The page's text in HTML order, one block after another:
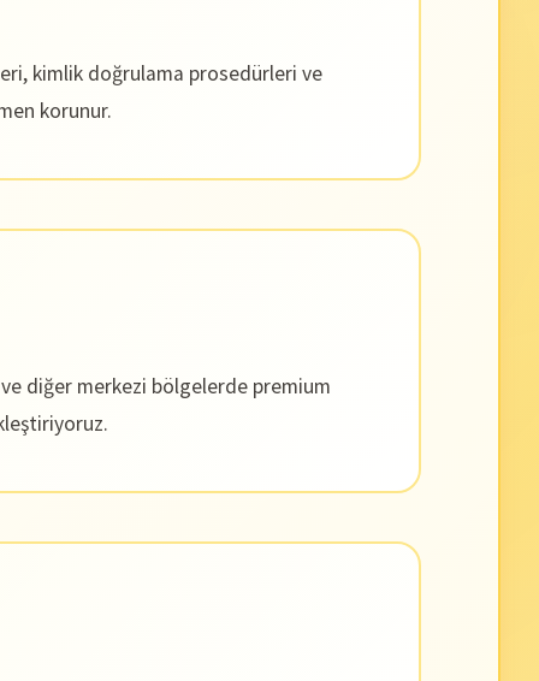
kimlik doğrulama prosedürleri ve
korunur.
diğer merkezi bölgelerde premium